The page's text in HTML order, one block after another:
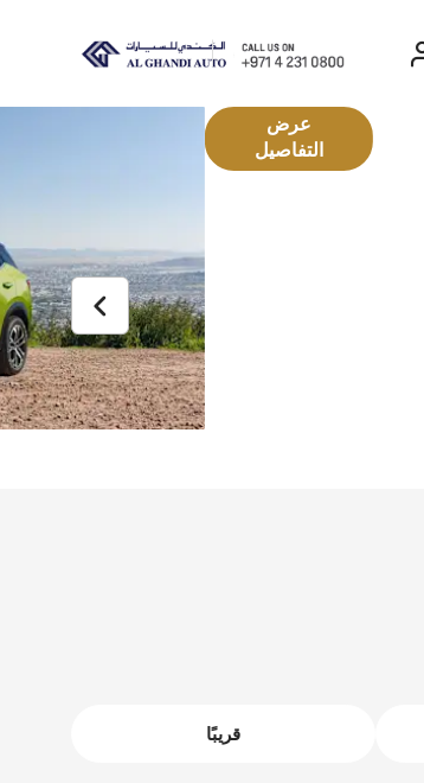
EXPERIENCE CHEVROLET TITLE
Lobortis felis. Proin molestie faucibus
velit, nec auctor nulla. Sed arcu lacus,
ullamcorper eget purus sed.
عرض
التفاصيل
قريبًا